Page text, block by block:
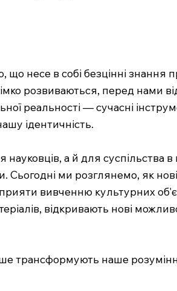
несе в собі безцінні знання
розвиваються, перед нами
реальності — сучасні
ідентичність.
а й для суспільства в
ми розглянемо, як
вивченню культурних
відкривають нові
трансформують наше